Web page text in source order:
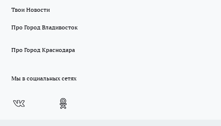
Твои Новости
Про Город Владивосток
Про Город Краснодара
Мы в социальных сетях